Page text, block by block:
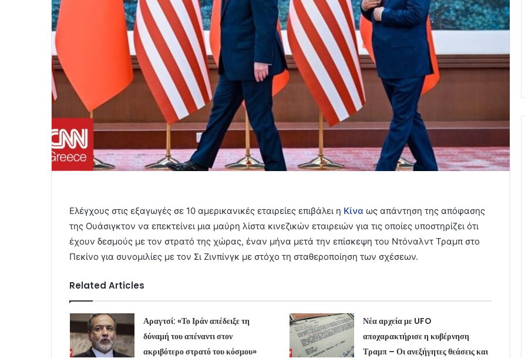
Ελέγχους στις εξαγωγές σε 10 αμερικανικές εταιρείες επιβάλει η Κίνα ως απάντηση της απόφασης
της Ουάσιγκτον να επεκτείνει μια μαύρη λίστα κινεζικών εταιρειών για τις οποίες υποστηρίζει ότι
έχουν δεσμούς με τον στρατό της χώρας, έναν μήνα μετά την επίσκεψη του Ντόναλντ Τραμπ στο
Πεκίνο για συνομιλίες με τον Σι Ζινπίνγκ με στόχο τη σταθεροποίηση των σχέσεων.
Related Articles
Αραγτσί: «Το Ιράν απέδειξε τη
δύναμή του απέναντι στον
ακριβότερο στρατό του κόσμου»
Νέα αρχεία με UFO
αποχαρακτήρισε η κυβέρνηση
Τραμπ – Οι ανεξήγητες θεάσεις και